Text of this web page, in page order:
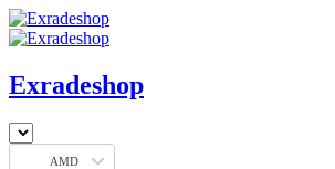
Exradeshop
AMD